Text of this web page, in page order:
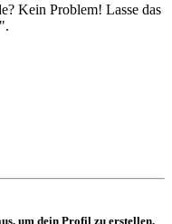
Kein Problem! Lasse das
um dein Profil zu erstellen.